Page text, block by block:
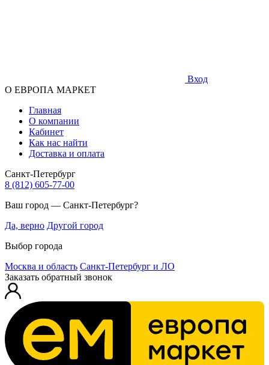
Вход
О ЕВРОПА МАРКЕТ
Главная
О компании
Кабинет
Как нас найти
Доставка и оплата
Санкт-Петербург
8 (812) 605-77-00
Ваш город — Санкт-Петербург?
Да, верно Другой город
Выбор города
Москва и область Санкт-Петербург и ЛО
Заказать обратный звонок